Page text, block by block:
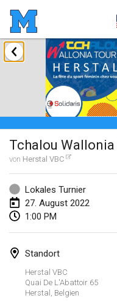
Tchalou
von Herstal VBC
Lokales Turnier
27. August 2022
1:00 PM
Standort
Herstal VBC
Quai De L'Abattoir 65
Herstal Belgien
Januar 2022
ABGESAGT
Tournoi Mixte
22. Jan. 2022|
KKS Halli Duppeli
22. Jan. 2022|
Mölkky
22. Jan. 2022
Suomelan Mölkky-
The Mölkky
23. Jan. 2022